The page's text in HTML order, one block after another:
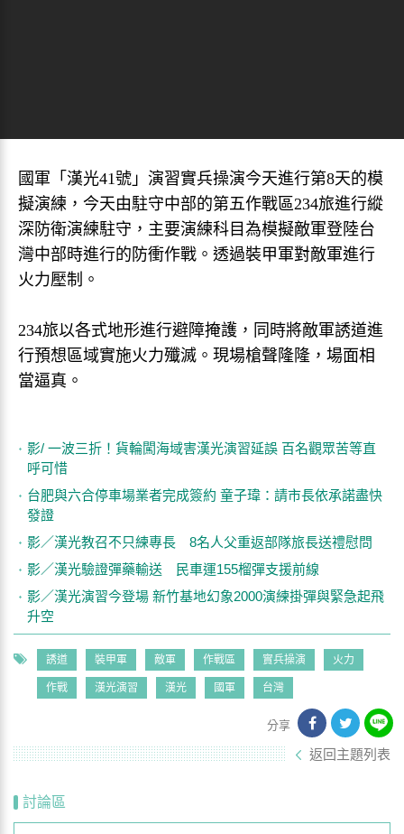
國軍「漢光41號」演習實兵操演今天進行第8天的模
擬演練，今天由駐守中部的第五作戰區234旅進行縱
深防衛演練駐守，主要演練科目為模擬敵軍登陸台
灣中部時進行的防衝作戰。透過裝甲軍對敵軍進行
火力壓制。
234旅以各式地形進行避障掩護，同時將敵軍誘道進
行預想區域實施火力殲滅。現場槍聲隆隆，場面相
當逼真。
影/ 一波三折！貨輪闖海域害漢光演習延誤 百名觀眾苦等直
呼可惜
台肥與六合停車場業者完成簽約 童子瑋：請市長依承諾盡快
發證
影／漢光教召不只練專長 8名人父重返部隊旅長送禮慰問
影／漢光驗證彈藥輸送 民車運155榴彈支援前線
影／漢光演習今登場 新竹基地幻象2000演練掛彈與緊急起飛
升空
誘道 裝甲軍 敵軍 作戰區 實兵操演 火力
作戰 漢光演習 漢光 國軍 台灣
分享
返回主題列表
討論區